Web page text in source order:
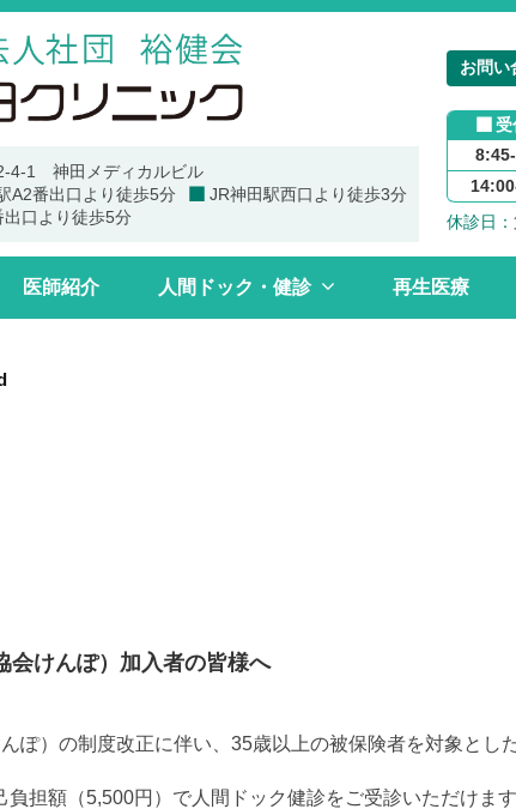
4-1 神田メディカルビル
A2番出口より徒歩5分
JR神田駅西口より徒歩3分
口より徒歩5分
お問い
休診日：
受
医師紹介 人間ドック・健診 再生医療
会けんぽ）加入者の皆様へ
ぽ）の制度改正に伴い、35歳以上の被保険者を対象とし
担額（5,500円）で人間ドック健診をご受診いただけます